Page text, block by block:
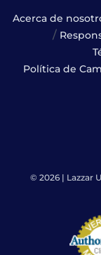
Acerca de
/
Política de
© 2026 | Lazzar